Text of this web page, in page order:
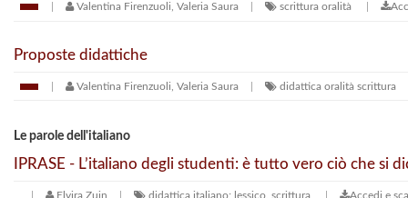
Valentina Firenzuoli, Valeria Saura scrittura oralità
Proposte didattiche
Valentina Firenzuoli, Valeria Saura didattica oralità scrittura
Le parole dell'italiano
IPRASE - L’italiano degli studenti: è tutto vero ciò che si
Elvira Zuin didattica italiano; lessico, scrittura Accedi e